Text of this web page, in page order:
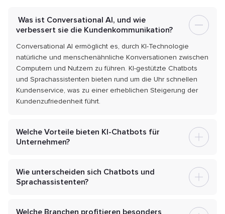
Was ist Conversational AI, und wie
verbessert sie die Kundenkommunikation?
Conversational AI ermöglicht es, durch KI-Technologie
natürliche und menschenähnliche Konversationen zwischen
Computern und Nutzern zu führen. KI-gestützte Chatbots
und Sprachassistenten bieten rund um die Uhr schnellen
Kundenservice, was zu einer erheblichen Steigerung der
Kundenzufriedenheit führt.
Welche Vorteile bieten KI-Chatbots für
Unternehmen?
Wie unterscheiden sich Chatbots und
Sprachassistenten?
Welche Branchen profitieren besonders